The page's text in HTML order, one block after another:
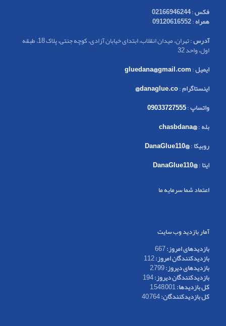
فکس:
02166946244
همراه:
09120616552
آدرس
: تهران، میدان انقلاب، ابتدای خیابان آزادی، کوچه جنتی، پلاک 18، طبقه
اول، واحد 32
ایمیل:
gluedana@gmail.com
اینستاگرام:
danaglue.co@
واتساپ:
09033727555
بله:
@chasbdana
روبیکا:
@DanaGlue110
ایتا:
@DanaGlue110
اعتماد شما سرمایه ما
آمار بازدید وب سایت
بازدیدهای امروز:667
بازدیدکنندگان امروز:112
بازدیدهای دیروز:2,799
بازدیدکنندگان دیروز:194
کل بازدیدها:1,548,001
کل بازدیدکنند‌گان:40,764